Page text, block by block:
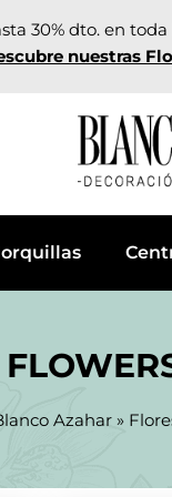
30% dto. en
nuestras
Azahar »